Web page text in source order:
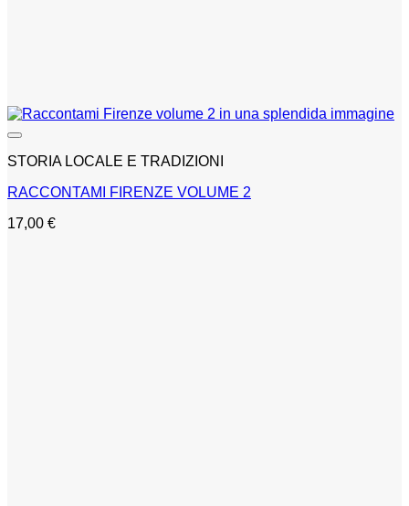
STORIA LOCALE E TRADIZIONI
RACCONTAMI FIRENZE VOLUME 2
17,00 €